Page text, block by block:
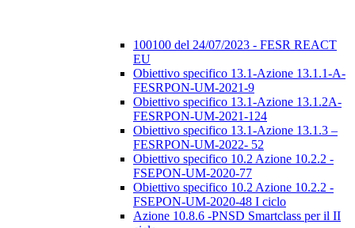
100100 del 24/07/2023 - FESR REACT
EU
Obiettivo specifico 13.1-Azione 13.1.1-A-
FESRPON-UM-2021-9
Obiettivo specifico 13.1-Azione 13.1.2A-
FESRPON-UM-2021-124
Obiettivo specifico 13.1-Azione 13.1.3 –
FESRPON-UM-2022- 52
Obiettivo specifico 10.2 Azione 10.2.2 -
FSEPON-UM-2020-77
Obiettivo specifico 10.2 Azione 10.2.2 -
FSEPON-UM-2020-48 I ciclo
Azione 10.8.6 -PNSD Smartclass per il II